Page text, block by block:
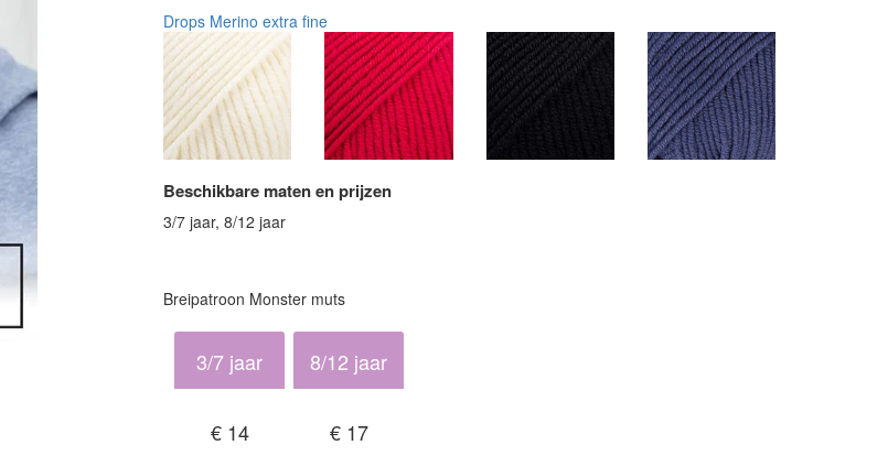
Drops Merino extra fine
Beschikbare maten en prijzen
3/7 jaar, 8/12 jaar
Breipatroon Monster muts
3/7 jaar
€ 14
8/12 jaar
€ 17